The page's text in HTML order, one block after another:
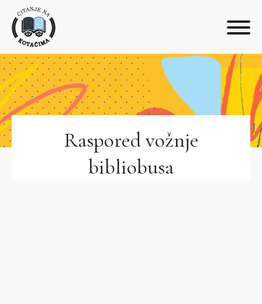
Raspored vožnje
bibliobusa